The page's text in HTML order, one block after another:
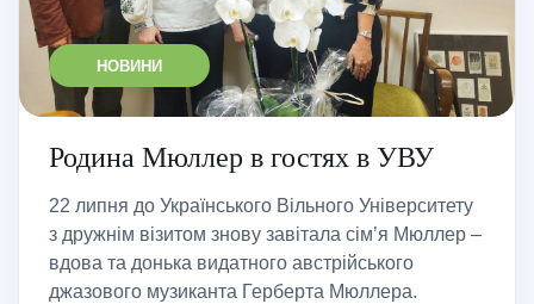
НОВИНИ
Родина Мюллер в гостях в УВУ
22 липня до Українського Вільного Університету
з дружнім візитом знову завітала сім’я Мюллер –
вдова та донька видатного австрійського
джазового музиканта Герберта Мюллера.